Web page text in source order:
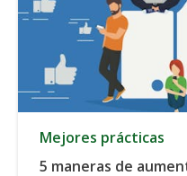
Mejores prácticas
5 maneras de